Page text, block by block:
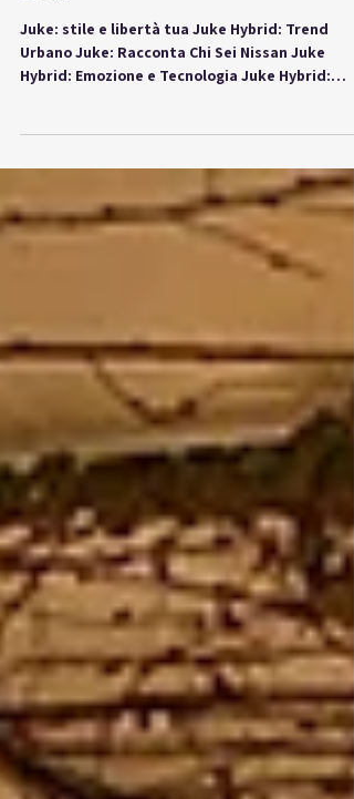
Compromessi, Scoprilo
Ora!
Juke: stile e libertà tua Juke Hybrid: Trend
Hybrid: Emozione e Tecnologia Juke Hybrid: